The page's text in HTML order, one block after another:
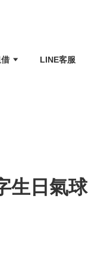
LINE客服
生日氣球